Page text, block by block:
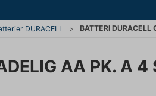
DURACELL BATTERI DURACELL
AA PK. A 4